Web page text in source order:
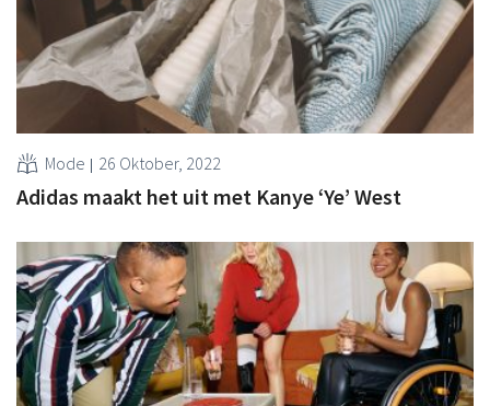
Mode 26 Oktober, 2022
Adidas maakt het uit met Kanye ‘Ye’ West